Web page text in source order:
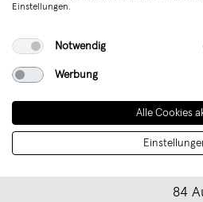
L I E
84
Einstellungen.
Notwendig
Werbung
Alle Cookies